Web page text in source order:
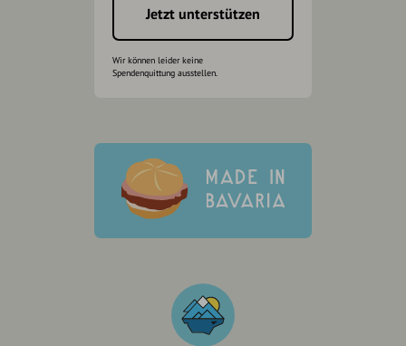
Jetzt unterstützen
Wir können leider keine
Spendenquittung ausstellen.